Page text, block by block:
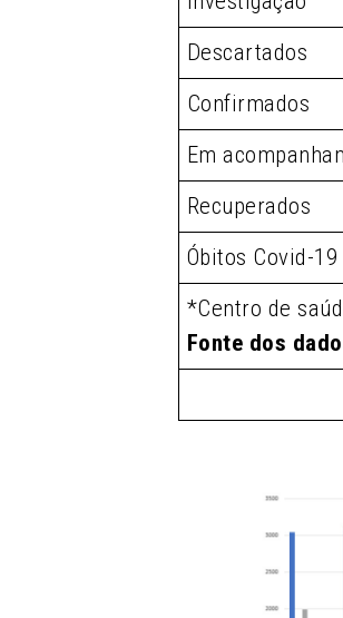
Descartados
Confirmados
Em
Recuperados
Óbitos Covid-
*Centro de
Fonte dos